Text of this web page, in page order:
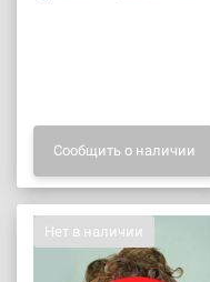
Сообщить о наличии
Нет в наличии